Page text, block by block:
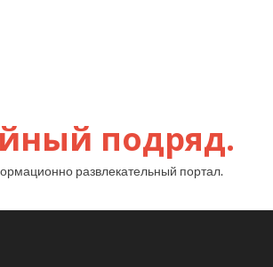
подряд.
развлекательный портал.